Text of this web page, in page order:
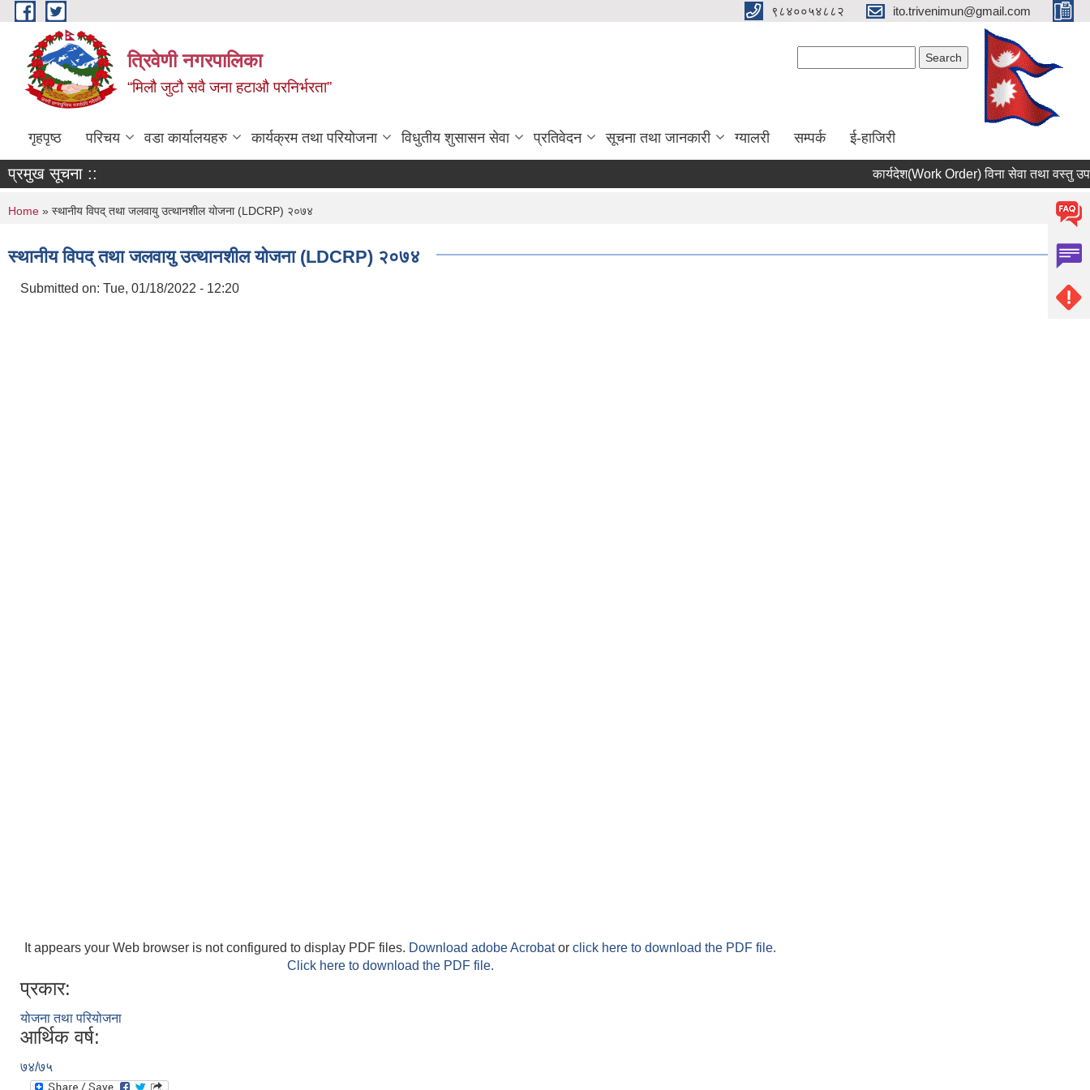
Skip to main content ९८४००५४८८२ ito.trivenimun@gmail.com
त्रिवेणी नगरपालिका
“मिलौ जुटौ सवै जना हटाऔ परनिर्भरता”
गृहपृष्ठ परिचय वडा कार्यालयहरु कार्यक्रम तथा परियोजना विधुतीय शुसासन सेवा प्रतिवेदन सूचना तथा जानकारी ग्यालरी सम्पर्क ई-हाजिरी
प्रमुख सूचना :: कार्यदेश(Work Order) विना सेवा तथा वस्तु
You are here
Home » स्थानीय विपद् तथा जलवायु उत्थानशील योजना (LDCRP) २०७४
स्थानीय विपद् तथा जलवायु उत्थानशील योजना (LDCRP) २०७४
Submitted on: Tue, 01/18/2022 - 12:20
It appears your Web browser is not configured to display PDF files. Download adobe Acrobator click here to download the PDF file.
Click here to download the PDF file.
प्रकार:
योजना तथा परियोजना
आर्थिक वर्ष:
७४/७५